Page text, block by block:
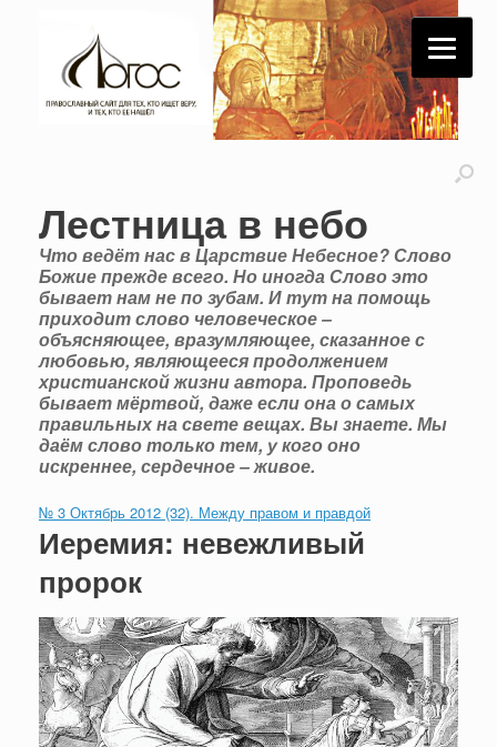
Лестница в небо
Что ведёт нас в Царствие Небесное? Слово
Божие прежде всего. Но иногда Слово это
бывает нам не по зубам. И тут на помощь
приходит слово человеческое –
объясняющее, вразумляющее, сказанное с
любовью, являющееся продолжением
христианской жизни автора. Проповедь
бывает мёртвой, даже если она о самых
правильных на свете вещах. Вы знаете. Мы
даём слово только тем, у кого оно
искреннее, сердечное – живое.
№ 3 Октябрь 2012 (32). Между правом и правдой
Иеремия: невежливый
пророк